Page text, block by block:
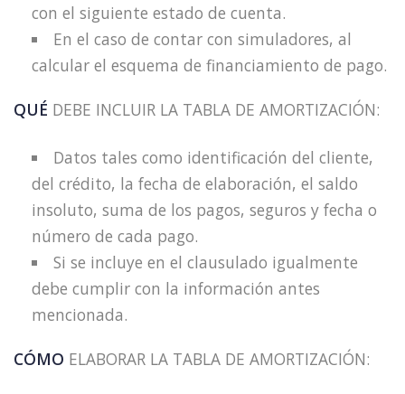
con el siguiente estado de cuenta.
En el caso de contar con simuladores, al
calcular el esquema de financiamiento de pago.
QUÉ DEBE INCLUIR LA TABLA DE AMORTIZACIÓN:
Datos tales como identificación del cliente,
del crédito, la fecha de elaboración, el saldo
insoluto, suma de los pagos, seguros y fecha o
número de cada pago.
Si se incluye en el clausulado igualmente
debe cumplir con la información antes
mencionada.
CÓMO ELABORAR LA TABLA DE AMORTIZACIÓN: